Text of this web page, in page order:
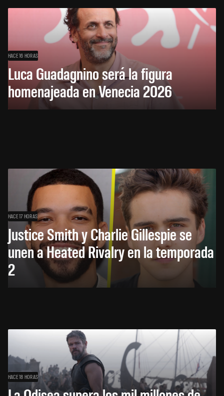
HACE 16 HORAS
Luca Guadagnino será la figura
homenajeada en Venecia 2026
HACE 17 HORAS
Justice Smith y Charlie Gillespie se
unen a Heated Rivalry en la temporada
2
HACE 18 HORAS